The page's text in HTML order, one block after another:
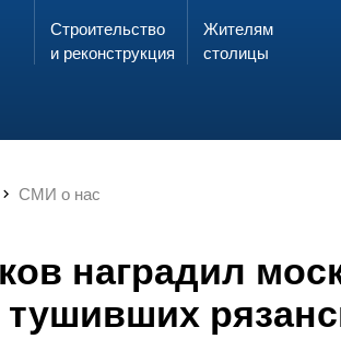
Строительство
и реконструкция
Жителям
столицы
СМИ о нас
наградил